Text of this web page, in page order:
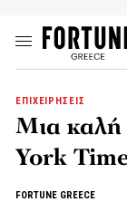
ΕΠΙΧΕΙΡΗΣΕΙΣ
Μια καλή
York
FORTUNE GREECE